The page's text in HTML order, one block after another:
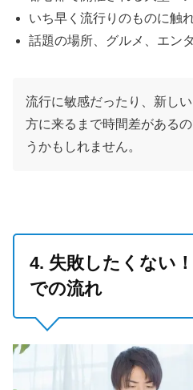
いち早く流行りのものに触
話題の場所、グルメ、エン
流行に敏感だったり、新し
方に来るまで時間差がある
うかもしれません。
4. 失敗したくない
での流れ